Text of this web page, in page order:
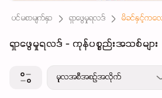
ပင်မစာမျက်နှာ ရှာဖွေမှုရလဒ် မိခင်နှင့်ကလေး
ရှာဖွေမှုရလဒ် - ကုန်ပစ္စည်းအသစ်များ
မူလအစီအစဉ်အလိုက်